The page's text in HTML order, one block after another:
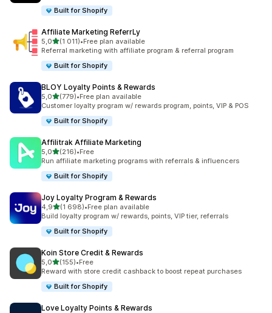
Built for Shopify
Affiliate Marketing ReferrLy
5,0av 5 stjerner
(1 011)
Totalt 1011 omtaler
•Free plan available
Referral marketing with affiliate program & referral program
Built for Shopify
BLOY Loyalty Points & Rewards
5,0av 5 stjerner
(779)
Totalt 779 omtaler
•Free plan available
Customer loyalty program w/ rewards program, points, VIP & POS
Built for Shopify
Affilitrak Affiliate Marketing
5,0av 5 stjerner
(216)
Totalt 216 omtaler
•Free
Run affiliate marketing programs with referrals & influencers
Built for Shopify
Joy Loyalty Program & Rewards
4,9av 5 stjerner
(1 698)
Totalt 1698 omtaler
•Free plan available
Build loyalty program w/ rewards, points, VIP tier, referrals
Built for Shopify
Koin Store Credit & Rewards
5,0av 5 stjerner
(155)
Totalt 155 omtaler
•Free
Reward with store credit cashback to boost repeat purchases
Built for Shopify
Love Loyalty Points & Rewards